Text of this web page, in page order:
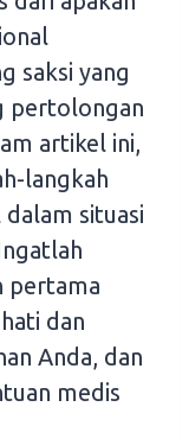
saksi yang
pertolongan
artikel ini,
langkah
situasi
pertama
dan
Anda, dan
medis